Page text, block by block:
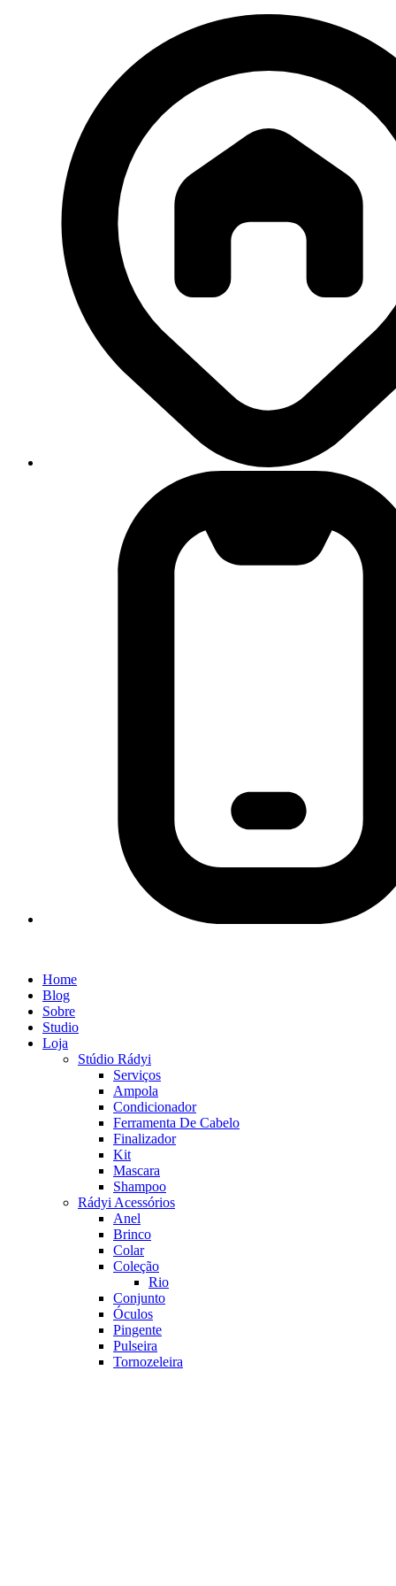
Home
Blog
Sobre
Studio
Loja
Stúdio Rádyi
Serviços
Ampola
Condicionador
Ferramenta De Cabelo
Finalizador
Kit
Mascara
Shampoo
Rádyi Acessórios
Anel
Brinco
Colar
Coleção
Rio
Conjunto
Óculos
Pingente
Pulseira
Tornozeleira